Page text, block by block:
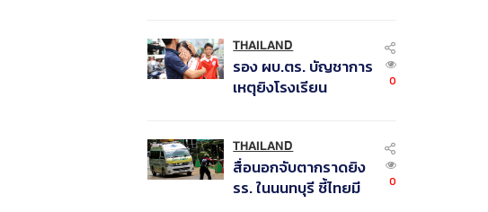
พล.ต.อ. เอก อังสนา
นนท์
THAILAND
รอง ผบ.ตร. บัญชาการ
เหตุยิงโรงเรียน
คนติดค้าง พบศพปู่-ย่า
ที่บ้านพักผู้ก่อเหตุ
0
THAILAND
สื่อนอกจับตากราดยิง
รร. ในนนทบุรี ชี้ไทยมี
0